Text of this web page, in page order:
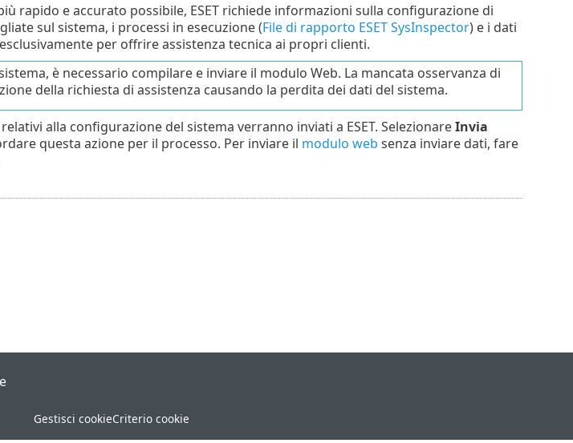
rapido e accurato possibile, ESET richiede informazioni sulla configurazione di
sul sistema, i processi in esecuzione (File di rapporto ESET SysInspector) e i dati
per offrire assistenza tecnica ai propri clienti.
è necessario compilare e inviare il modulo Web. La mancata osservanza di
della richiesta di assistenza causando la perdita dei dati del sistema.
alla configurazione del sistema verranno inviati a ESET. SelezionareInvia
questa azione per il processo. Per inviare il modulo web senza inviare dati, fare
Gestisci cookieCriterio cookie